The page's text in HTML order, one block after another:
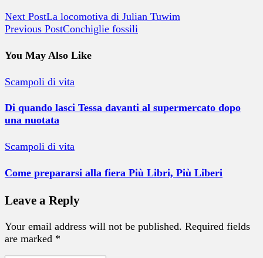
Next PostLa locomotiva di Julian Tuwim
Previous PostConchiglie fossili
You May Also Like
Scampoli di vita
Di quando lasci Tessa davanti al supermercato dopo
una nuotata
Scampoli di vita
Come prepararsi alla fiera Più Libri, Più Liberi
Leave a Reply
Your email address will not be published. Required fields
are marked *